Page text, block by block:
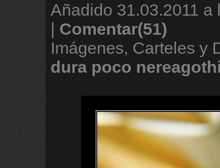
Añadido 31.03.2011 a
| Comentar(51)
Imágenes, Carteles y
dura poco